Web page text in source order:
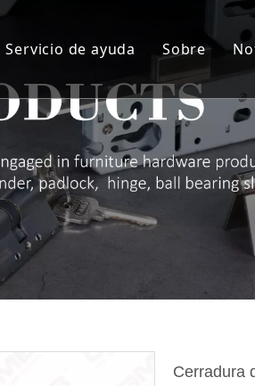
artesanía
Servicio de ayuda
Servicio
I + D + i
QA y QC
Auditoría de proveedores y NDA
ROHS
Sobre
Sobre
Sobre
Sobre
Sobre
Sobre
Cerradura